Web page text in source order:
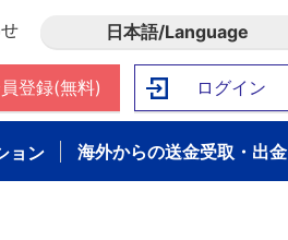
日本語/Language
登録(無料) ログイン
ョン 海外からの送金受取・出金